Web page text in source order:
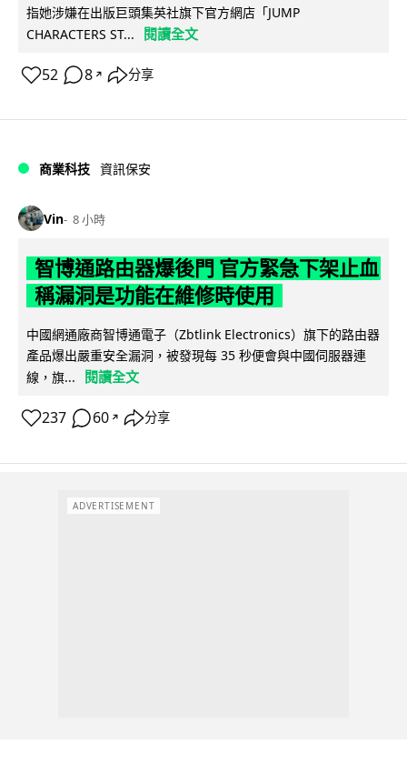
指她涉嫌在出版巨頭集英社旗下官方網店「JUMP
CHARACTERS ST...
閱讀全文
52 8 ↗ 分享
商業科技 資訊保安
Vin 8 小時
智博通路由器爆後門 官方緊急下架止血
稱漏洞是功能在維修時使用
中國網通廠商智博通電子（Zbtlink Electronics）旗下的路由器
產品爆出嚴重安全漏洞，被發現每 35 秒便會與中國伺服器連
線，旗...
閱讀全文
237 60 ↗ 分享
ADVERTISEMENT